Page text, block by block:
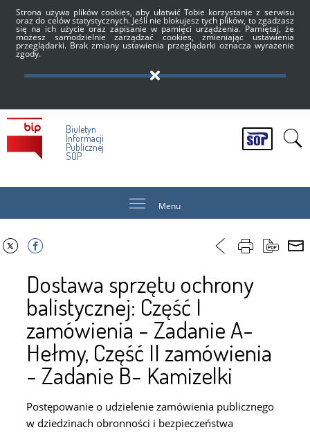
Strona używa plików cookies, aby ułatwić Tobie korzystanie z serwisu
oraz do celów statystycznych. Jeśli nie blokujesz tych plików, to zgadzasz
się na ich użycie oraz zapisanie w pamięci urządzenia. Pamiętaj, że
możesz samodzielnie zarządzać cookies, zmieniając ustawienia
przeglądarki. Brak zmiany ustawienia przeglądarki oznacza wyrażenie
zgody.
Biuletyn
Informacji
Publicznej
SOP
Menu
Dostawa sprzętu ochrony
balistycznej: Część I
zamówienia - Zadanie A-
Hełmy, Część II zamówienia
- Zadanie B- Kamizelki
Postępowanie o udzielenie zamówienia publicznego
w dziedzinach obronności i bezpieczeństwa